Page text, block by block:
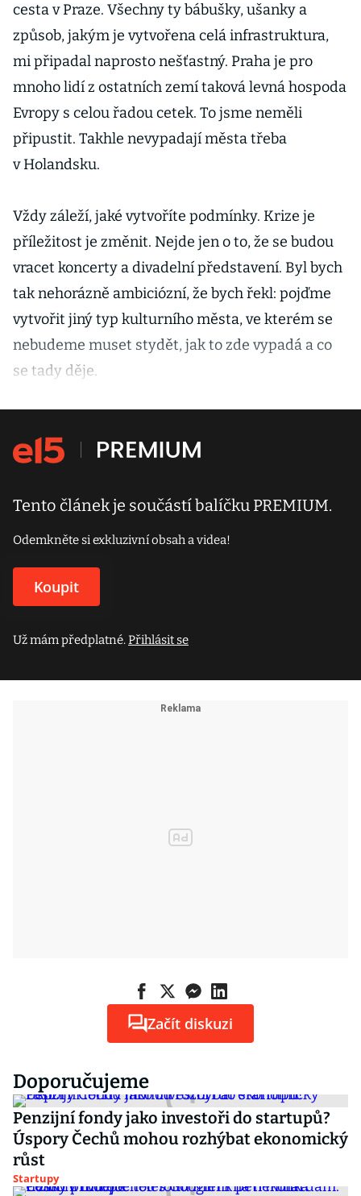
cesta v Praze. Všechny ty bábušky, ušanky a
způsob, jakým je vytvořena celá infrastruktura,
mi připadal naprosto nešťastný. Praha je pro
mnoho lidí z ostatních zemí taková levná hospoda
Evropy s celou řadou cetek. To jsme neměli
připustit. Takhle nevypadají města třeba
v Holandsku.
Vždy záleží, jaké vytvoříte podmínky. Krize je
příležitost je změnit. Nejde jen o to, že se budou
vracet koncerty a divadelní představení. Byl bych
tak nehorázně ambiciózní, že bych řekl: pojďme
vytvořit jiný typ kulturního města, ve kterém se
nebudeme muset stydět, jak to zde vypadá a co
se tady děje.
Tento článek je součástí balíčku PREMIUM.
Odemkněte si exkluzivní obsah a videa!
Koupit
Už mám předplatné.Přihlásit se
Začít diskuzi
Doporučujeme
Penzijní fondy jako investoři do startupů?
Úspory Čechů mohou rozhýbat ekonomický
růst
Startupy